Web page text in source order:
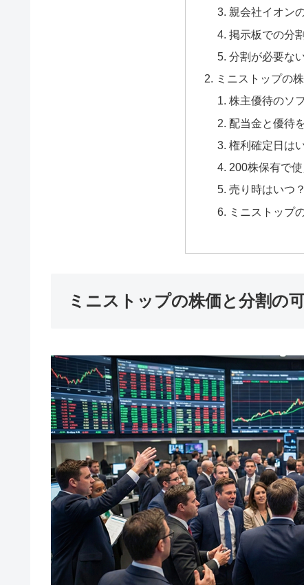
親会社イオン
掲示板での分
分割が必要な
ミニストップの
株主優待のソ
配当金と優待
権利確定日は
200株保有で
売り時はいつ
ミニストップ
ミニストップの株価と分割の